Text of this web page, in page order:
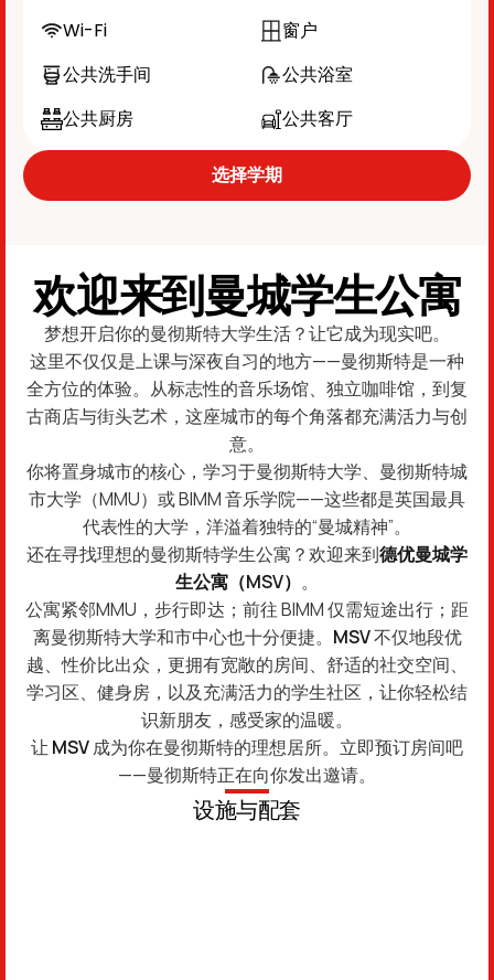
Wi-Fi
窗户
公共洗手间
公共浴室
公共厨房
公共客厅
选择学期
欢迎来到曼城学生公寓
梦想开启你的曼彻斯特大学生活？让它成为现实吧。
这里不仅仅是上课与深夜自习的地方——曼彻斯特是一种
全方位的体验。从标志性的音乐场馆、独立咖啡馆，到复
古商店与街头艺术，这座城市的每个角落都充满活力与创
意。
你将置身城市的核心，学习于曼彻斯特大学、曼彻斯特城
市大学（MMU）或 BIMM 音乐学院——这些都是英国最具
代表性的大学，洋溢着独特的“曼城精神”。
还在寻找理想的曼彻斯特学生公寓？欢迎来到德优曼城学
生公寓（MSV） 。
公寓紧邻MMU，步行即达；前往 BIMM 仅需短途出行；距
离曼彻斯特大学和市中心也十分便捷。 MSV不仅地段优
越、性价比出众，更拥有宽敞的房间、舒适的社交空间、
学习区、健身房，以及充满活力的学生社区，让你轻松结
识新朋友，感受家的温暖。
让 MSV成为你在曼彻斯特的理想居所。立即预订房间吧
——曼彻斯特正在向你发出邀请。
设施与配套